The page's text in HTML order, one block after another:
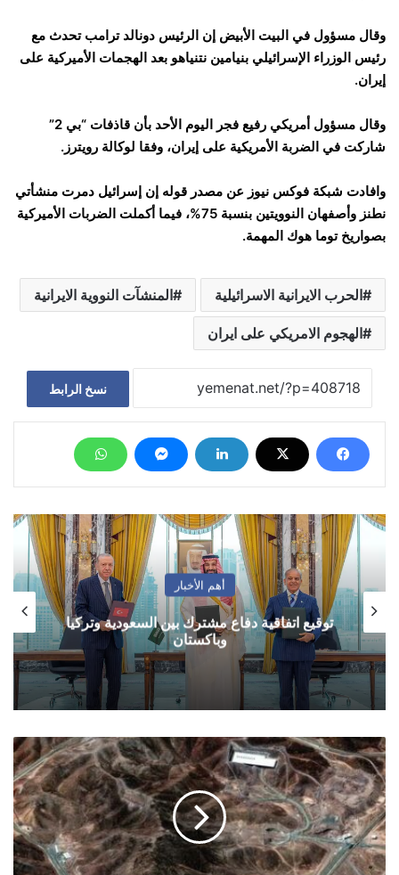
وقال مسؤول في البيت الأبيض إن الرئيس دونالد ترامب تحدث مع
رئيس الوزراء الإسرائيلي بنيامين نتنياهو بعد الهجمات الأميركية على
إيران.
وقال مسؤول أمريكي رفيع فجر اليوم الأحد بأن قاذفات “بي 2”
شاركت في الضربة الأمريكية على إيران، وفقا لوكالة رويترز.
وافادت شبكة فوكس نيوز عن مصدر قوله إن إسرائيل دمرت منشأتي
نطنز وأصفهان النوويتين بنسبة 75%، فيما أكملت الضربات الأميركية
بصواريخ توما هوك المهمة.
الحرب الايرانية الاسرائيلية المنشآت النووية الايرانية
الهجوم الامريكي على ايران
نسخ الرابط
أهم الأخبار
توقيع اتفاقية دفاع مشترك بين السعودية وتركيا
وباكستان
التلفزيون
الايراني
يعلن
عن
هجوم
امريكي
على